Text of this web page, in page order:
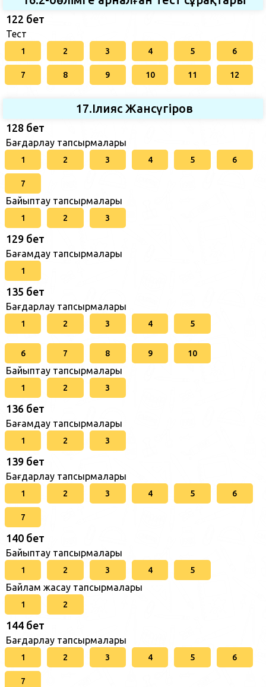
122 бет
Тест
1 2 3 4 5 6
7 8 9 10 11 12
17.Ілияс Жансүгіров
128 бет
Бағдарлау тапсырмалары
1 2 3 4 5 6
7
Байыптау тапсырмалары
1 2 3
129 бет
Бағамдау тапсырмалары
1
135 бет
Бағдарлау тапсырмалары
1 2 3 4 5
6 7 8 9 10
Байыптау тапсырмалары
1 2 3
136 бет
Бағамдау тапсырмалары
1 2 3
139 бет
Бағдарлау тапсырмалары
1 2 3 4 5 6
7
140 бет
Байыптау тапсырмалары
1 2 3 4 5
Байлам жасау тапсырмалары
1 2
144 бет
Бағдарлау тапсырмалары
1 2 3 4 5 6
7